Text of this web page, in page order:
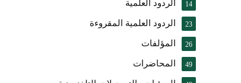
الردود العلمية 14
الردود العلمية المقروءة 23
المؤلفات 26
المحاضرات 49